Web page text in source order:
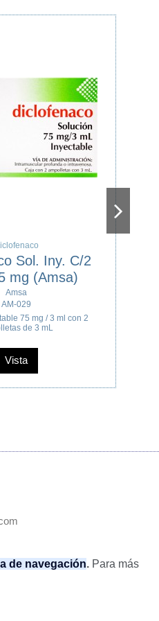
Amoxicilina-Acido clavulanico
Clamoxín Susp. 250mg /
62.5mg Fco 60mL
de 250mg / 62.5mg / 5mL
con polvo para 60mL y vaso dosificador.
de navegación. Para más